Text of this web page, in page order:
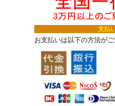
支払
お支払いは以下の方法が